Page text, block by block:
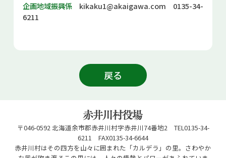
企画地域振興係 kikaku1@akaigawa.com 0135-34-
6211
戻る
〒046-0592 北海道余市郡赤井川村字赤井川74番地2 TEL0135-34-
6211 FAX0135-34-6644
赤井川村はその四方を山々に囲まれた「カルデラ」の里。さわやか